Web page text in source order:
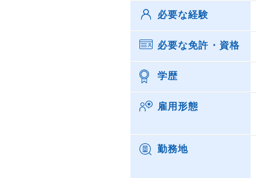
必要な経験
必要な免許・資格
学歴
雇用形態
勤務地